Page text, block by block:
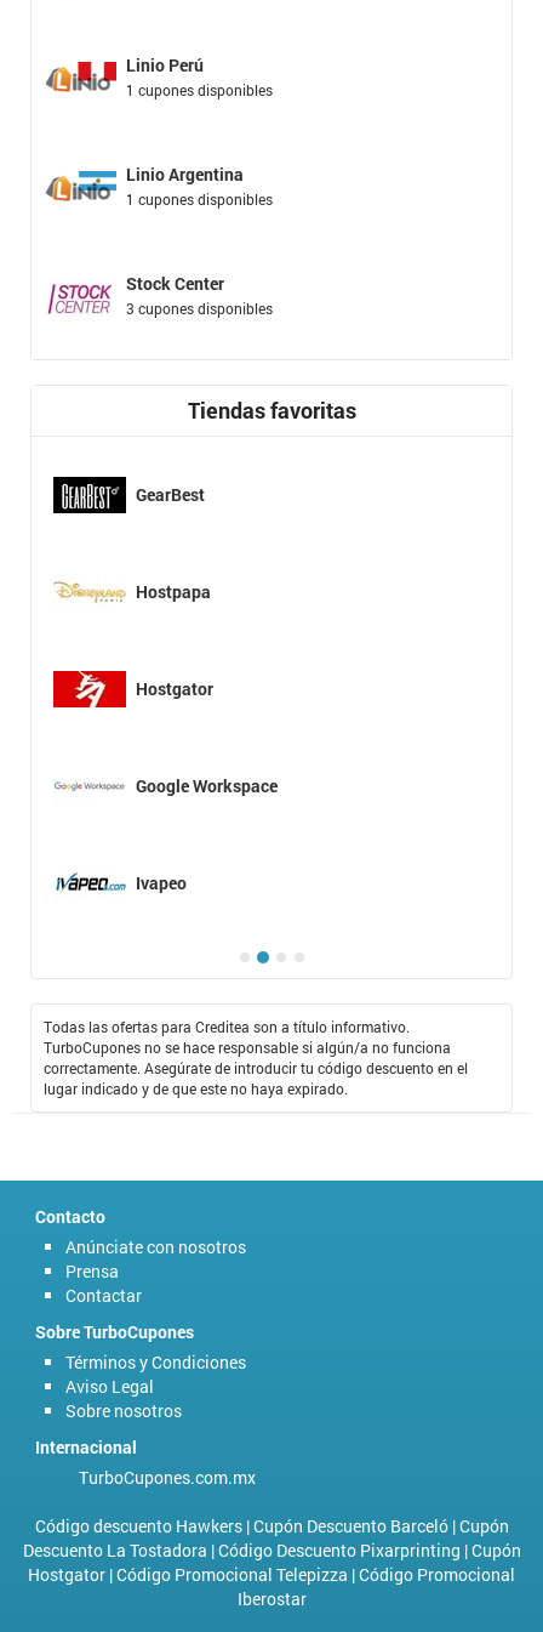
Linio Perú
1 cupones disponibles
Linio Argentina
1 cupones disponibles
Stock Center
3 cupones disponibles
Tiendas favoritas
GearBest
Hostpapa
Hostgator
Google Workspace
Ivapeo
Todas las ofertas para Creditea son a título informativo.
TurboCupones no se hace responsable si algún/a no funciona
correctamente. Asegúrate de introducir tu código descuento en el
lugar indicado y de que este no haya expirado.
Contacto
Anúnciate con nosotros
Prensa
Contactar
Sobre TurboCupones
Términos y Condiciones
Aviso Legal
Sobre nosotros
Internacional
TurboCupones.com.mx
Código descuento Hawkers|Cupón Descuento Barceló|Cupón
Descuento La Tostadora |Código Descuento Pixarprinting |Cupón
Hostgator |Código Promocional Telepizza |Código Promocional
Iberostar